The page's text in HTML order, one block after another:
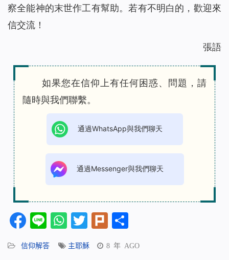
察全能神的末世作工有幫助。若有不明白的，歡迎來
信交流！
張語
如果您在信仰上有任何困惑、問題，請
隨時與我們聯繫。
通過WhatsApp與我們聊天
通過Messenger與我們聊天
Facebook
LineWhatsApp
Twitter
Plurk
信仰解答 主耶穌 8 年 AGO